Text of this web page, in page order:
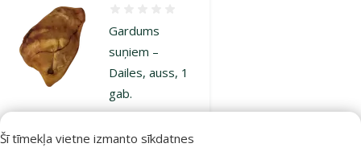
Šī tīmekļa vietne izmanto sīkdatnes
Gardums
suņiem –
Dailes, auss, 1
gab.
Cena
3,99 €